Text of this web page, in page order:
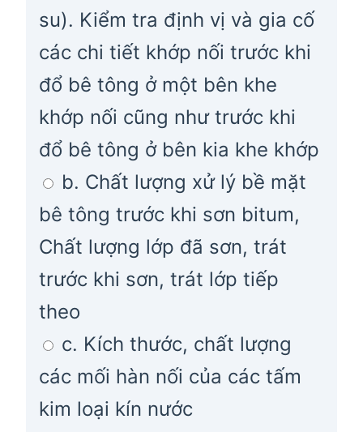
su). Kiểm tra định vị và gia cố
các chi tiết khớp nối trước khi
đổ bê tông ở một bên khe
khớp nối cũng như trước khi
đổ bê tông ở bên kia khe khớp
b. Chất lượng xử lý bề mặt
bê tông trước khi sơn bitum,
Chất lượng lớp đã sơn, trát
trước khi sơn, trát lớp tiếp
theo
c. Kích thước, chất lượng
các mối hàn nối của các tấm
kim loại kín nước